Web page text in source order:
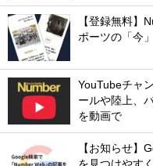
【登録無料】
ポーツの「今
YouTubeチャ
ールや陸上、
を動画で
【お知らせ】